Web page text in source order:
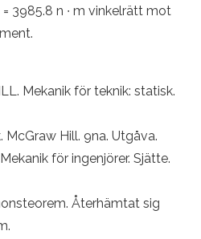
= 3985.8 n ∙ m vinkelrätt mot
Mekanik för teknik: statisk.
McGraw Hill. 9na. Utgåva.
för ingenjörer. Sjätte.
Återhämtat sig